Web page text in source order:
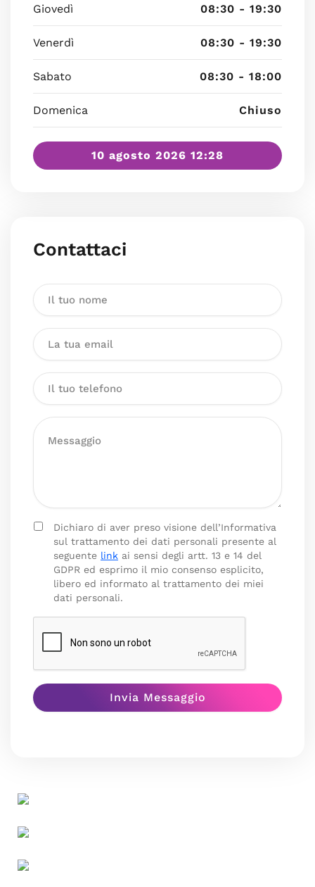
Giovedì 08:30 - 19:30
Venerdì 08:30 - 19:30
Sabato 08:30 - 18:00
Domenica Chiuso
10 agosto 2026 12:28
Contattaci
Dichiaro di aver preso visione dell’Informativa
sul trattamento dei dati personali presente al
seguente link ai sensi degli artt. 13 e 14 del
GDPR ed esprimo il mio consenso esplicito,
libero ed informato al trattamento dei miei
dati personali.